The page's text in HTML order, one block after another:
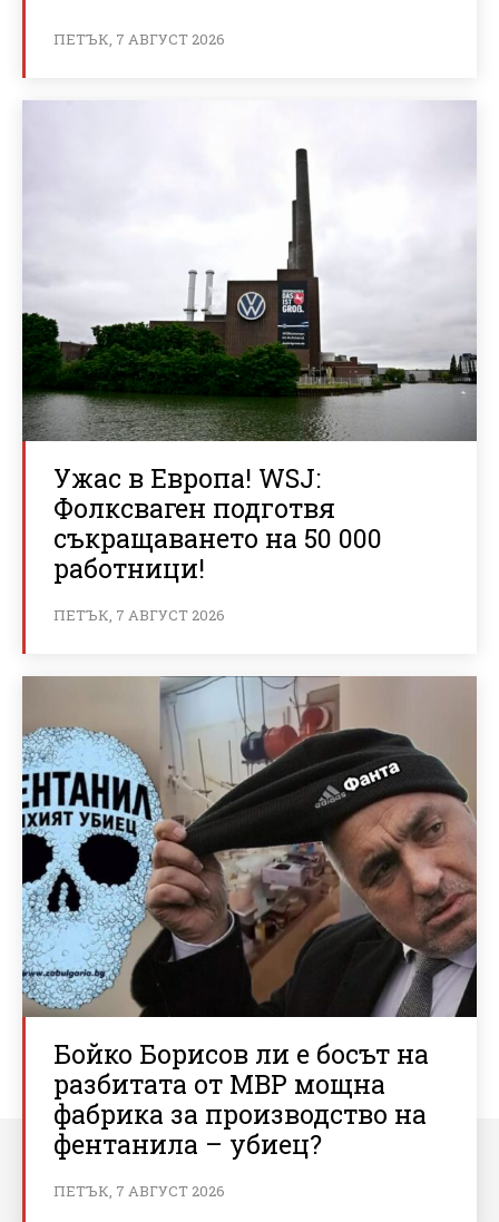
ПЕТЪК, 7 АВГУСТ 2026
Ужас в Европа! WSJ:
Фолксваген подготвя
съкращаването на 50 000
работници!
ПЕТЪК, 7 АВГУСТ 2026
Бойко Борисов ли е босът на
разбитата от МВР мощна
фабрика за производство на
фентанила – убиец?
ПЕТЪК, 7 АВГУСТ 2026